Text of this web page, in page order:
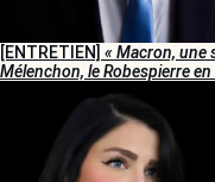
[ENTRETIEN] « Macron, une
Mélenchon, le Robespierre en